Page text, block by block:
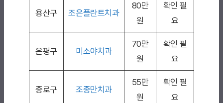
용산구 조은플란트치과
80만
원
확인 필
요
은평구 미소야치과
70만
원
확인 필
요
종로구 조종만치과
55만
원
확인 필
요